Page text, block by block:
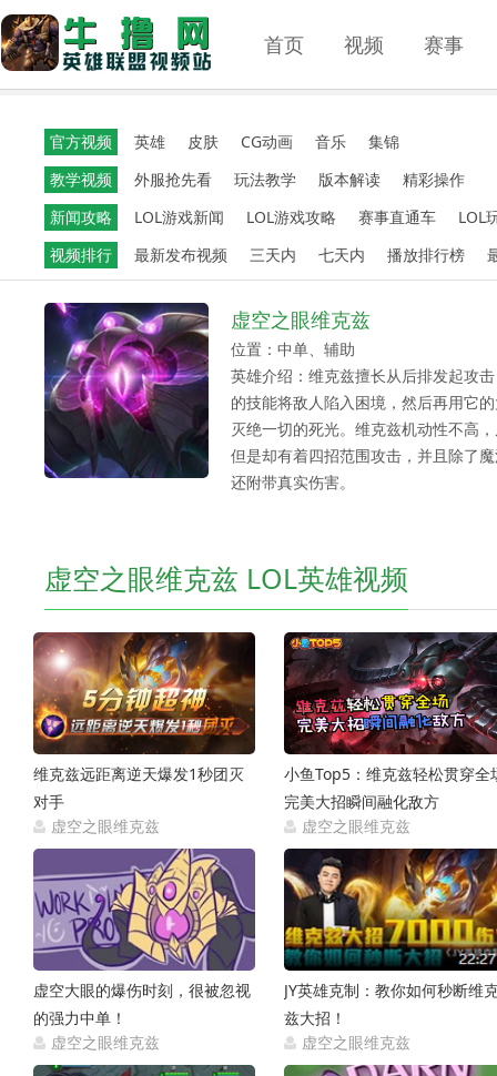
首页 视频 赛事
官方视频 英雄 皮肤 CG动画 音乐
集锦
教学视频
外服抢先看 玩法教学 版本解读
精彩操作
新闻攻略
LOL游戏新闻 LOL游戏攻略 赛事直通车
LOL
视频排行
最新发布视频 三天内 七天内 播放排行榜
虚空之眼维克兹
位置：中单、辅助
英雄介绍：维克兹擅长从后排发起攻
的技能将敌人陷入困境，然后再用它
灭绝一切的死光。维克兹机动性不高
但是却有着四招范围攻击，并且除了
还附带真实伤害。
虚空之眼维克兹 LOL英雄视频
维克兹远距离逆天爆发1秒团灭
对手
虚空之眼维克兹
2019-08-23
小鱼Top5：维克兹轻松贯穿全
完美大招瞬间融化敌方
虚空之眼维克兹
2019-06-
虚空大眼的爆伤时刻，很被忽视
的强力中单！
虚空之眼维克兹
2016-10-04
JY英雄克制：教你如何秒断维
兹大招！
虚空之眼维克兹
2016-07-